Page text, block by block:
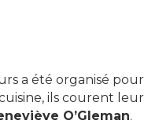
a été organisé pour
ils courent leur
O’Gleman.